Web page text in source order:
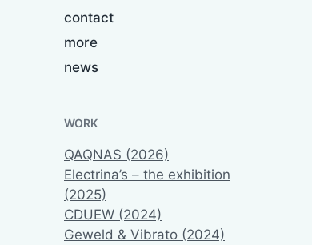
contact
more
news
WORK
QAQNAS (2026)
Electrina’s – the exhibition
(2025)
CDUEW (2024)
Geweld & Vibrato (2024)